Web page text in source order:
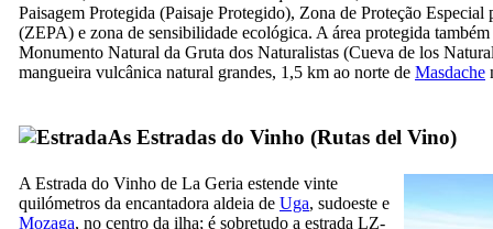
Paisagem Protegida (Paisaje Protegido), Zona de Proteção Especial
(ZEPA) e zona de sensibilidade ecológica. A área protegida
Monumento Natural da Gruta dos Naturalistas (Cueva de los
mangueira vulcânica natural grandes, 1,5 km ao norte de Masdache
As Estradas do Vinho (Rutas del Vino)
A Estrada do Vinho de La Geria estende vinte
quilómetros da encantadora aldeia de Uga, sudoeste e
Mozaga, no centro da ilha; é sobretudo a estrada LZ-